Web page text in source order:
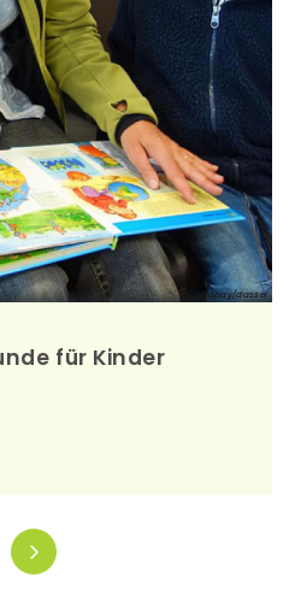
pixabay/dassel
für Kinder